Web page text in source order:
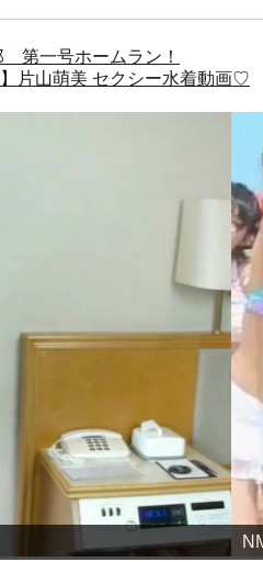
第一号ホームラン！
】片山萌美 セクシー水着動画♡